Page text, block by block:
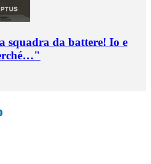
squadra da battere! Io e